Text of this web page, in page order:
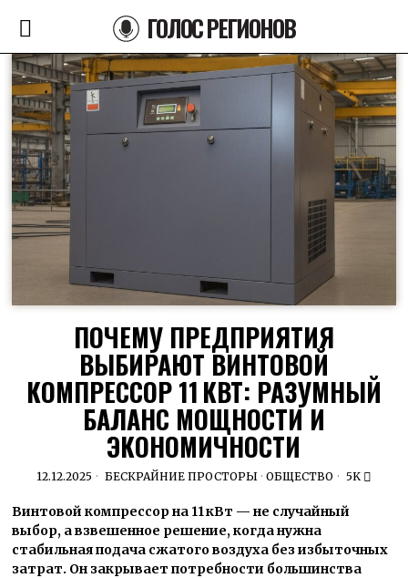
ГОЛОС РЕГИОНОВ
ПОЧЕМУ ПРЕДПРИЯТИЯ
ВЫБИРАЮТ ВИНТОВОЙ
КОМПРЕССОР 11 КВТ: РАЗУМНЫЙ
БАЛАНС МОЩНОСТИ И
ЭКОНОМИЧНОСТИ
12.12.2025 БЕСКРАЙНИЕ ПРОСТОРЫ · ОБЩЕСТВО 5K
Винтовой компрессор на 11 кВт — не случайный
выбор, а взвешенное решение, когда нужна
стабильная подача сжатого воздуха без избыточных
затрат. Он закрывает потребности большинства